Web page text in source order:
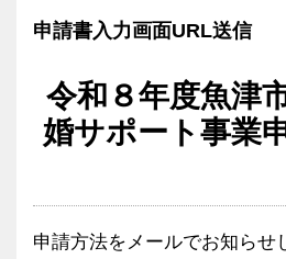
申請書入力画面URL送信
令和８年度魚津
婚サポート事業
申請方法をメールでお知らせ